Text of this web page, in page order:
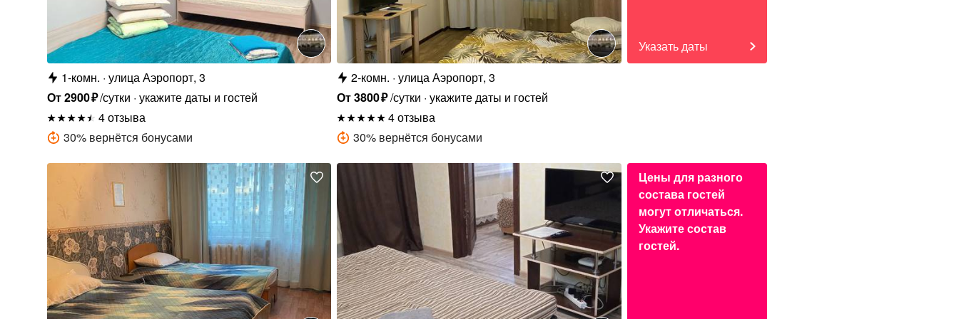
1-комн. улица Аэропорт, 3
От2900₽/сутки укажите даты и гостей
4 отзыва
30% вернётся бонусами
2-комн. улица Аэропорт, 3
От3800₽/сутки укажите даты и гостей
4 отзыва
30% вернётся бонусами
Указать даты
Цены для разного
состава гостей
могут отличаться.
Укажите состав
гостей.